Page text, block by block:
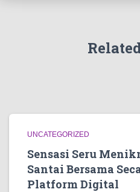
UNCATEGORIZED
Sensasi Seru
Santai Bersama
Platform Digital